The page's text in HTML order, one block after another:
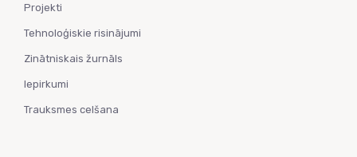
Projekti
Tehnoloģiskie risinājumi
Zinātniskais žurnāls
Iepirkumi
Trauksmes celšana